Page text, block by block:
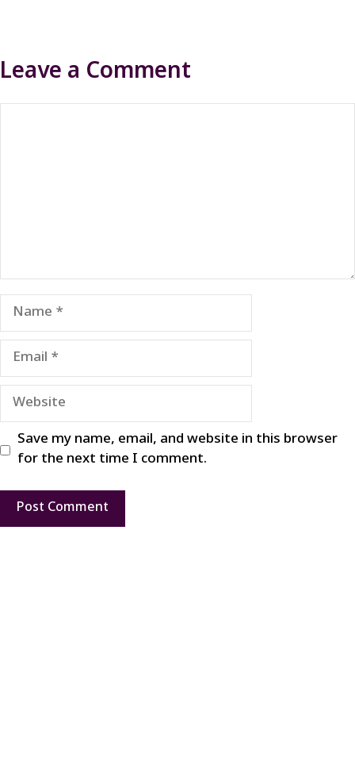
Leave a Comment
Name
Email
Website
Save my name, email, and website in this browser
for the next time I comment.